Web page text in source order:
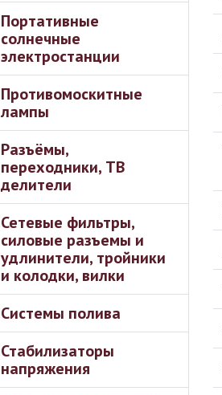
Портативные
солнечные
электростанции
Противомоскитные
лампы
Разъёмы,
переходники, ТВ
делители
Сетевые фильтры,
силовые разъемы и
удлинители, тройники
и колодки, вилки
Системы полива
Стабилизаторы
напряжения